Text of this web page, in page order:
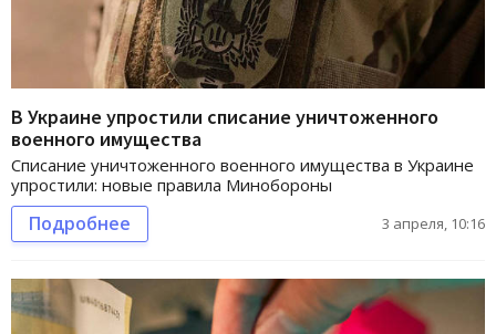
В Украине упростили списание уничтоженного
военного имущества
Списание уничтоженного военного имущества в Украине
упростили: новые правила Минобороны
Подробнее 3 апреля, 10:16